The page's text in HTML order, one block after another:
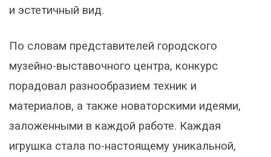
и эстетичный вид.
По словам представителей городского
музейно-выставочного центра, конкурс
порадовал разнообразием техник и
материалов, а также новаторскими идеями,
заложенными в каждой работе. Каждая
игрушка стала по-настоящему уникальной,